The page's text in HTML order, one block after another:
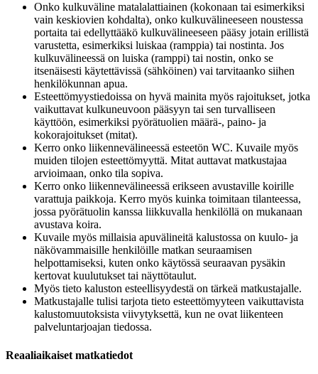
Onko kulkuväline matalalattiainen (kokonaan tai esimerkiksi
vain keskiovien kohdalta), onko kulkuvälineeseen noustessa
portaita tai edellyttääkö kulkuvälineeseen pääsy jotain erillistä
varustetta, esimerkiksi luiskaa (ramppia) tai nostinta. Jos
kulkuvälineessä on luiska (ramppi) tai nostin, onko se
itsenäisesti käytettävissä (sähköinen) vai tarvitaanko siihen
henkilökunnan apua.
Esteettömyystiedoissa on hyvä mainita myös rajoitukset, jotka
vaikuttavat kulkuneuvoon pääsyyn tai sen turvalliseen
käyttöön, esimerkiksi pyörätuolien määrä-, paino- ja
kokorajoitukset (mitat).
Kerro onko liikennevälineessä esteetön WC. Kuvaile myös
muiden tilojen esteettömyyttä. Mitat auttavat matkustajaa
arvioimaan, onko tila sopiva.
Kerro onko liikennevälineessä erikseen avustaville koirille
varattuja paikkoja. Kerro myös kuinka toimitaan tilanteessa,
jossa pyörätuolin kanssa liikkuvalla henkilöllä on mukanaan
avustava koira.
Kuvaile myös millaisia apuvälineitä kalustossa on kuulo- ja
näkövammaisille henkilöille matkan seuraamisen
helpottamiseksi, kuten onko käytössä seuraavan pysäkin
kertovat kuulutukset tai näyttötaulut.
Myös tieto kaluston esteellisyydestä on tärkeä matkustajalle.
Matkustajalle tulisi tarjota tieto esteettömyyteen vaikuttavista
kalustomuutoksista viivytyksettä, kun ne ovat liikenteen
palveluntarjoajan tiedossa.
Reaaliaikaiset matkatiedot